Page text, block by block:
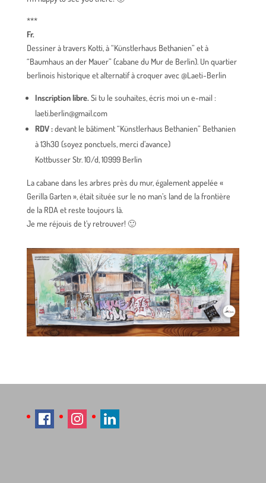
***
Fr.
Dessiner à travers Kotti, à “Künstlerhaus Bethanien” et à
“Baumhaus an der Mauer” (cabane du Mur de Berlin). Un quartier
berlinois historique et alternatif à croquer avec @Laeti-Berlin
Inscription libre. Si tu le souhaites, écris moi un e-mail :
laeti.berlin@gmail.com
RDV :devant le bâtiment “Künstlerhaus Bethanien” Bethanien
à 13h30 (soyez ponctuels, merci d’avance)
Kottbusser Str. 10/d, 10999 Berlin
La cabane dans les arbres près du mur, également appelée «
Gerilla Garten », était située sur le no man’s land de la frontière
de la RDA et reste toujours là.
Je me réjouis de t’y retrouver! 🙂